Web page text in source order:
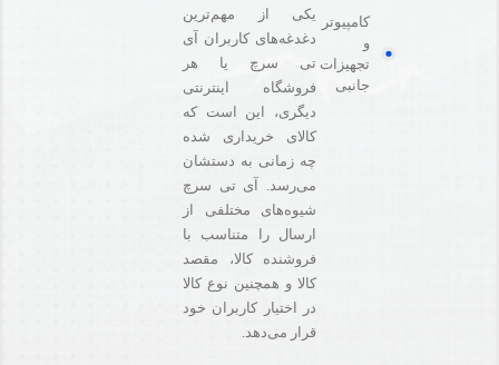
کامپیوتر
و
تجهیزات
جانبی
یکی از مهم‌ترین
دغدغه‌های کاربران آی
تی سرچ یا هر
فروشگاه‌ اینترنتی
دیگری، این است که
کالای خریداری شده
چه زمانی به دستشان
می‌رسد. آی تی سرچ
شیوه‌های مختلفی از
ارسال را متناسب با
فروشنده کالا،‌ مقصد
کالا و همچنین نوع کالا
در اختیار کاربران خود
قرار می‌دهد.